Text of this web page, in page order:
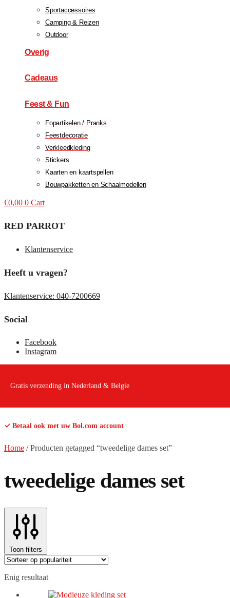
Sportaccessoires
Camping & Reizen
Outdoor
Overig
Cadeaus
Feest & Fun
Fopartikelen / Pranks
Feestdecoratie
Verkleedkleding
Stickers
Kaarten en kaartspellen
Bouwpakketten en Schaalmodellen
€0,00 0 Cart
RED PARROT
Klantenservice
Heeft u vragen?
Klantenservice: 040-7200669
Social
Facebook
Instagram
Gratis verzending in Nederland & Belgie
✓ Betaal ook met uw Bol.com account
Home /Producten getagged “tweedelige dames set”
tweedelige dames set
Toon filters
Enig resultaat